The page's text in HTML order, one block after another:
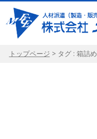
トップページ > タグ : 箱詰め